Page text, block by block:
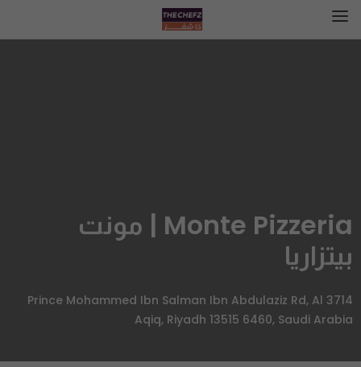
Monte Pizzeria | مونت
بيتزاريا
3714 Prince Mohammed Ibn Salman Ibn Abdulaziz Rd, Al
Aqiq, Riyadh 13515 6460, Saudi Arabia